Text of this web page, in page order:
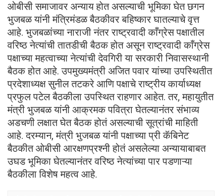
ओबीसी समाजावर अन्याय होत असल्याची भूमिका घेत छगन
भुजबळ यांनी मंत्रिमंडळ बैठकीवर बहिष्कार घातल्याचे वृत्त
आहे. भुजबळांच्या नाराजी नंतर राष्ट्रवादी काँग्रेस पक्षातील
वरिष्ठ नेत्यांची तातडीची बैठक होत असून राष्ट्रवादी काँग्रेस
पक्षाच्या महत्वाच्या नेत्यांची देवगिरी या सरकारी निवासस्थानी
बैठक होत आहे. उपमुख्यमंत्री अजित पवार यांच्या उपस्थितीत
प्रदेशाध्यक्ष सुनील तटकरे आणि पक्षाचे राष्ट्रीय कार्याध्यक्ष
प्रफुल पटेल बैठकीला उपस्थित राहणार आहेत. तर, महायुतीत
मंत्री भुजबळ यांनी आक्रमक पवित्रा घेतल्यानंतर संभाव्य
अडचणी लक्षात घेत बैठक होतं असल्याची सूत्रांची माहिती
आहे. दरम्यान, मंत्री भुजबळ यांनी पक्षाच्या प्री कॅबिनेट
बैठकीत ओबीसी आरक्षणप्रश्नी होतं असलेल्या अन्यायाबाबत
उघड भूमिका घेतल्यानंतर वरिष्ठ नेत्यांच्या पार पडणाऱ्या
बैठकीला विशेष महत्व आहे.